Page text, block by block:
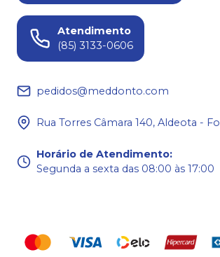
Atendimento
(85) 3133-0606
pedidos@meddonto.com
Rua Torres Câmara 140, Aldeota -
Horário de Atendimento:
Segunda a sexta das 08:00 às 17:00